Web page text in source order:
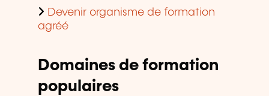
Devenir organisme de formation
agréé
Domaines de formation
populaires